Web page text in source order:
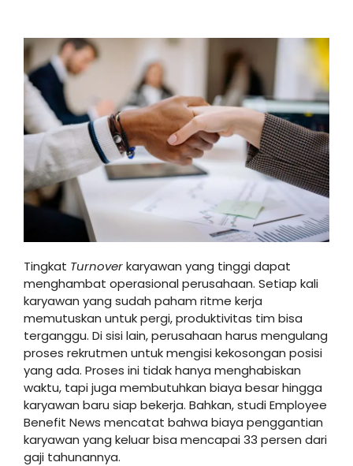
Tingkat Turnoverkaryawan yang tinggi dapat
menghambat operasional perusahaan. Setiap kali
karyawan yang sudah paham ritme kerja
memutuskan untuk pergi, produktivitas tim bisa
terganggu. Di sisi lain, perusahaan harus mengulang
proses rekrutmen untuk mengisi kekosongan posisi
yang ada. Proses ini tidak hanya menghabiskan
waktu, tapi juga membutuhkan biaya besar hingga
karyawan baru siap bekerja. Bahkan, studi Employee
Benefit News mencatat bahwa biaya penggantian
karyawan yang keluar bisa mencapai 33 persen dari
gaji tahunannya.